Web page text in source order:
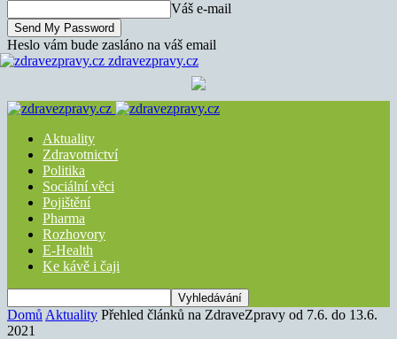
Váš e-mail
Heslo vám bude zasláno na váš email
zdravezpravy.cz
Aktuality
Zdravotnictví
Politika
Sociální věci
Pojištění
Pharma
Rozhovory
E-Health
Ke kávě i čaji
Domů Aktuality Přehled článků na ZdraveZpravy od 7.6. do 13.6.
2021